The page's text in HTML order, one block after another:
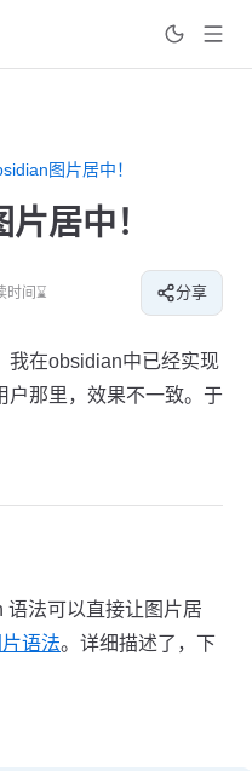
返回顶部
图片居中！
居中！
时间⌛ 分享
我在obsidian中已经实现
户那里，效果不一致。于
法可以直接让图片居
语法。详细描述了，下